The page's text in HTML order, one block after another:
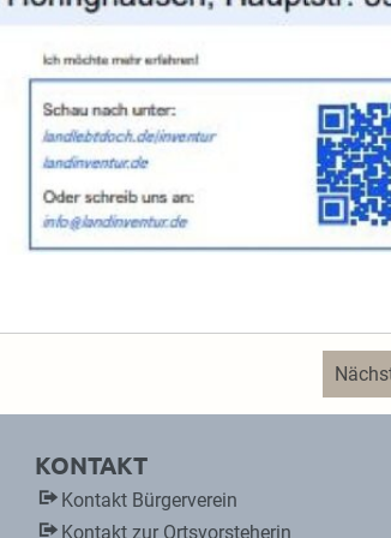
KONTAKT
Kontakt Bürgerverein
Kontakt zur Ortsvorsteherin